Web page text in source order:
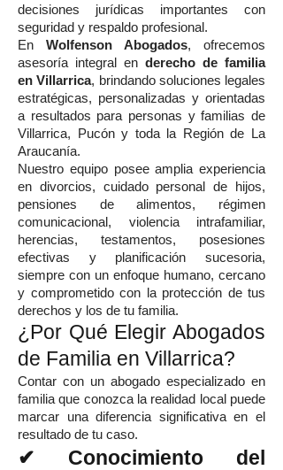
decisiones jurídicas importantes con
seguridad y respaldo profesional.
En Wolfenson Abogados, ofrecemos
asesoría integral en derecho de familia
en Villarrica, brindando soluciones legales
estratégicas, personalizadas y orientadas
a resultados para personas y familias de
Villarrica, Pucón y toda la Región de La
Araucanía.
Nuestro equipo posee amplia experiencia
en divorcios, cuidado personal de hijos,
pensiones de alimentos, régimen
comunicacional, violencia intrafamiliar,
herencias, testamentos, posesiones
efectivas y planificación sucesoria,
siempre con un enfoque humano, cercano
y comprometido con la protección de tus
derechos y los de tu familia.
¿Por Qué Elegir Abogados
de Familia en Villarrica?
Contar con un abogado especializado en
familia que conozca la realidad local puede
marcar una diferencia significativa en el
resultado de tu caso.
✔ Conocimiento del